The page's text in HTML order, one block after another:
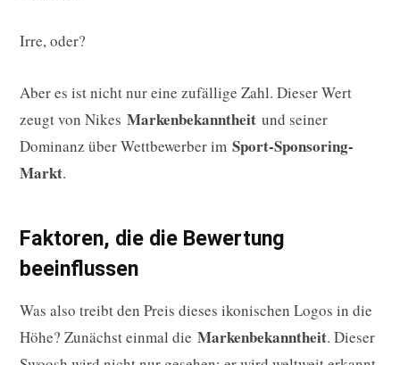
Irre, oder?
Aber es ist nicht nur eine zufällige Zahl. Dieser Wert
zeugt von Nikes Markenbekanntheit und seiner
Dominanz über Wettbewerber im Sport-Sponsoring-
Markt.
Faktoren, die die Bewertung
beeinflussen
Was also treibt den Preis dieses ikonischen Logos in die
Höhe? Zunächst einmal die Markenbekanntheit. Dieser